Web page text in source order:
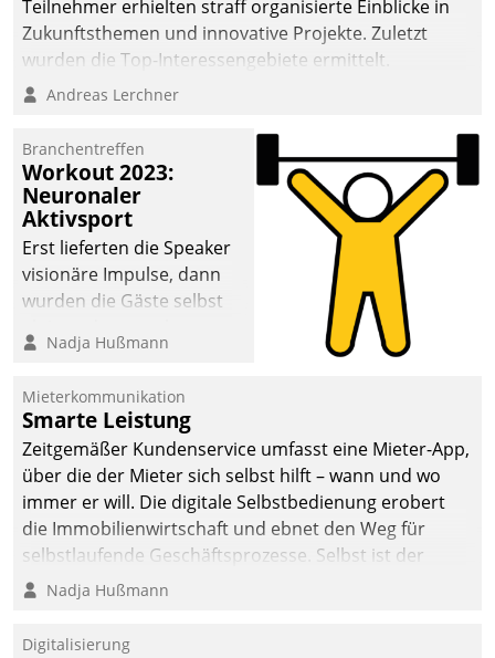
Teilnehmer erhielten straff organisierte Einblicke in
Zukunftsthemen und innovative Projekte. Zuletzt
wurden die Top-Interessengebiete ermittelt.
Andreas Lerchner
Branchentreffen
Workout 2023:
Neuronaler
Aktivsport
Erst lieferten die Speaker
visionäre Impulse, dann
wurden die Gäste selbst
methodisch
Quartier. Dazwischen
zeigte Datatrain, was es
Neues zu bieten hat.
Nadja Hußmann
Mieterkommunikation
Smarte Leistung
Zeitgemäßer Kundenservice umfasst eine Mieter-App,
über die der Mieter sich selbst hilft – wann und wo
immer er will. Die digitale Selbstbedienung erobert
die Immobilienwirtschaft und ebnet den Weg für
selbstlaufende Geschäftsprozesse. Selbst ist der
Kunde und smart der Serviceanbieter.
Nadja Hußmann
Digitalisierung